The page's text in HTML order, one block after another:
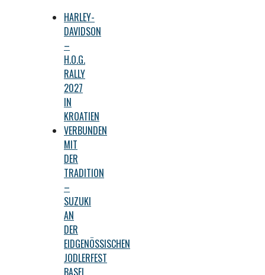
HARLEY-
DAVIDSON
–
H.O.G.
RALLY
2027
IN
KROATIEN
VERBUNDEN
MIT
DER
TRADITION
–
SUZUKI
AN
DER
EIDGENÖSSISCHEN
JODLERFEST
BASEL